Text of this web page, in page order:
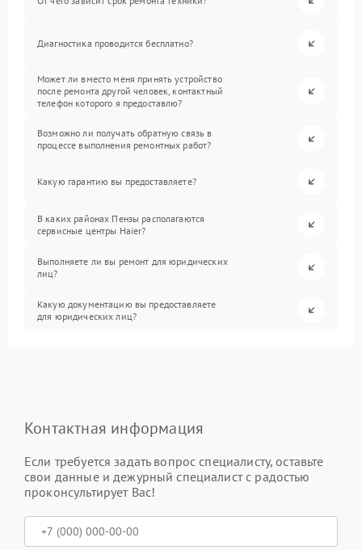
Диагностика проводится бесплатно?
Может ли вместо меня принять устройство
после ремонта другой человек, контактный
телефон которого я предоставлю?
Возможно ли получать обратную связь в
процессе выполнения ремонтных работ?
Какую гарантию вы предоставляете?
В каких районах Пензы располагаются
сервисные центры Haier?
Выполняете ли вы ремонт для юридических
лиц?
Какую документацию вы предоставляете
для юридических лиц?
Контактная информация
Если требуется задать вопрос специалисту, оставьте
свои данные и дежурный специалист с радостью
проконсультирует Вас!